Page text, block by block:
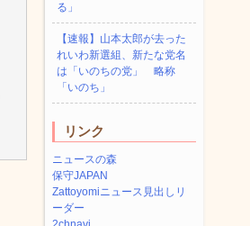
る」
【速報】山本太郎が去った
れいわ新選組、新たな党名
は「いのちの党」 略称
「いのち」
リンク
ニュースの森
保守JAPAN
Zattoyomiニュース見出しリ
ーダー